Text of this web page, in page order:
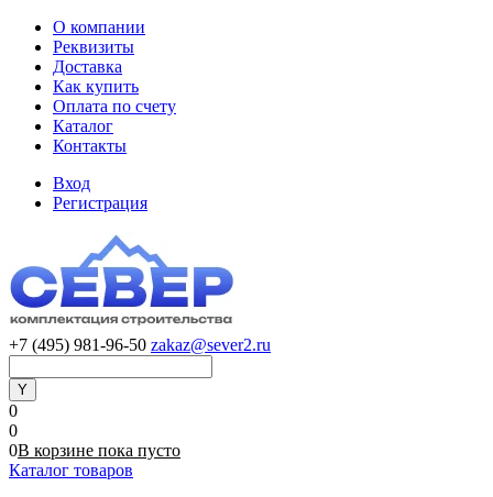
О компании
Реквизиты
Доставка
Как купить
Оплата по счету
Каталог
Контакты
Вход
Регистрация
+7 (495) 981-96-50 zakaz@sever2.ru
0
0
0В корзине пока пусто
Каталог товаров